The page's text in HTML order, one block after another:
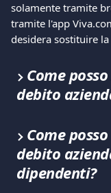
solamente tramite
tramite l'app
desidera sostituire
Come
debito
Come
debito
dipendenti?